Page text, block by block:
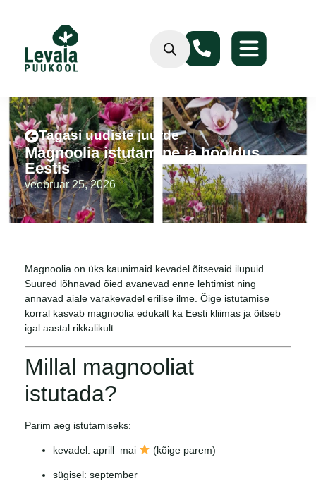
Tagasi uudiste juurde
Magnoolia istutamine ja hooldus
Eestis
veebruar 25, 2026
Magnoolia on üks kaunimaid kevadel õitsevaid ilupuid.
Suured lõhnavad õied avanevad enne lehtimist ning
annavad aiale varakevadel erilise ilme. Õige istutamise
korral kasvab magnoolia edukalt ka Eesti kliimas ja õitseb
igal aastal rikkalikult.
Millal magnooliat
istutada?
Parim aeg istutamiseks:
kevadel: aprill–mai (kõige parem)
sügisel: september